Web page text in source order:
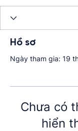
Hồ sơ
Ngày tham gia: 19
Chưa có
hiển